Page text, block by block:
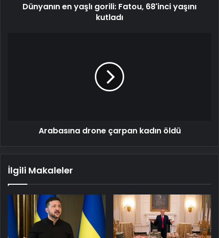
Dünyanın en yaşlı gorili: Fatou, 68'inci yaşını
kutladı
Arabasına drone çarpan kadın öldü
İlgili Makaleler